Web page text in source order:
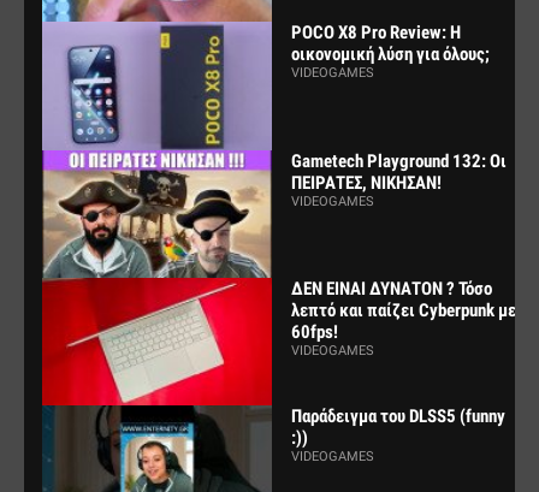
POCO X8 Pro Review: Η
οικονομική λύση για όλους;
VIDEOGAMES
Gametech Playground 132: Οι
ΠΕΙΡΑΤΕΣ, ΝΙΚΗΣΑΝ!
VIDEOGAMES
ΔΕΝ ΕΙΝΑΙ ΔΥΝΑΤΟΝ ? Τόσο
λεπτό και παίζει Cyberpunk με
60fps!
VIDEOGAMES
Παράδειγμα του DLSS5 (funny
:))
VIDEOGAMES